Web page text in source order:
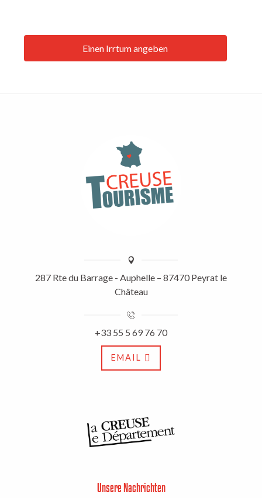
Einen Irrtum angeben
287 Rte du Barrage - Auphelle – 87470 Peyrat le
Château
+33 55 5 69 76 70
EMAIL
Unsere Nachrichten